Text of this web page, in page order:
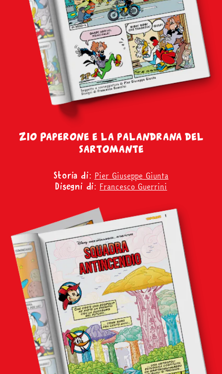
Zio Paperone e la palandrana del
sartomante
Storia di: Pier Giuseppe Giunta
Disegni di: Francesco Guerrini